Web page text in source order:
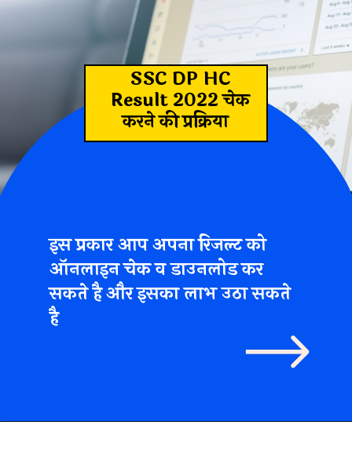
SSC DP HC
Result 2022 चेक
करने की प्रक्रिया
इस प्रकार आप अपनारिजल्ट को
ऑनलाइन चेक व डाउनलोड कर
सकते है और इसका लाभ उठा सकते
है